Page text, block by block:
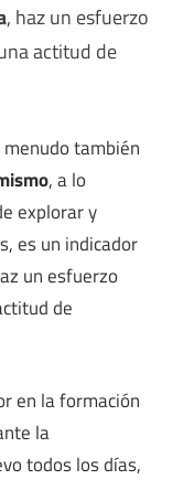
, haz un esfuerzo
actitud de
también
, a lo
explorar y
es un indicador
un esfuerzo
de
en la formación
la
todos los días,